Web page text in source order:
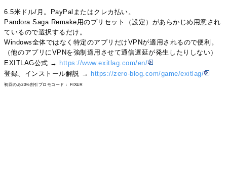
6.5米ドル/月。PayPalまたはクレカ払い。
Pandora Saga Remake用のプリセット（設定）があらかじめ用意され
ているので選択するだけ。
Windows全体ではなく特定のアプリだけVPNが適用されるので便利。
（他のアプリにVPNを強制適用させて通信遅延が発生したりしない）
EXITLAG公式 → https://www.exitlag.com/en/
登録、インストール解説 → https://zero-blog.com/game/exitlag/
初回のみ20%割引プロモコード： FIXER